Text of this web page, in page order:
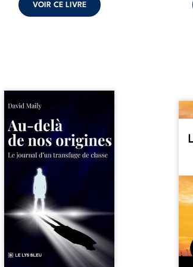
VOIR CE LIVRE
Né dans un milieu populaire où
la violence et les fractures
familiales tenaient lieu de
destin, David a choisi la
rupture. Très tôt, l’école et les
livres deviennent ses armes de
ascension sociale. S’arracher à
ses racines exige pourtant un
prix invisible. Pris entre deux
mondes, l’homme réalise que
les succès professionnels ne
guérissent ni ...
ne
une
et
ses
le